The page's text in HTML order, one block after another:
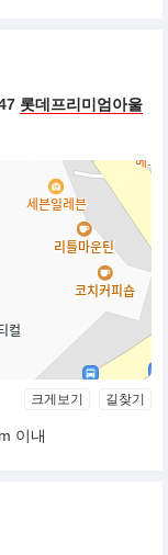
롯데프리미엄아울
크게보기 길찾기
이내